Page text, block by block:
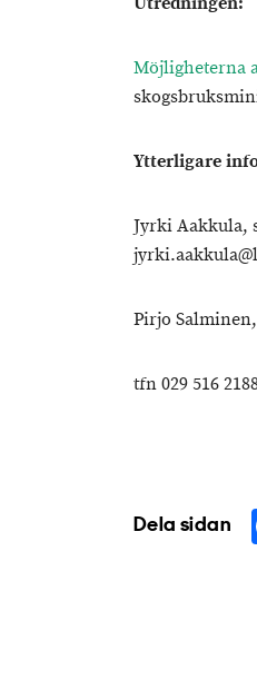
Möjligheterna
Ytterligare
Jyrki Aakkula,
Pirjo
tfn 029 516
Dela sidan